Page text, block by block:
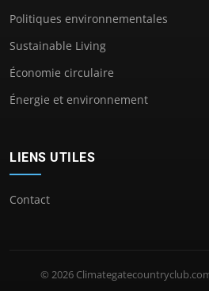
Politiques environnementales
Sustainable Living
Économie circulaire
Énergie et environnement
LIENS UTILES
Contact
© 2026